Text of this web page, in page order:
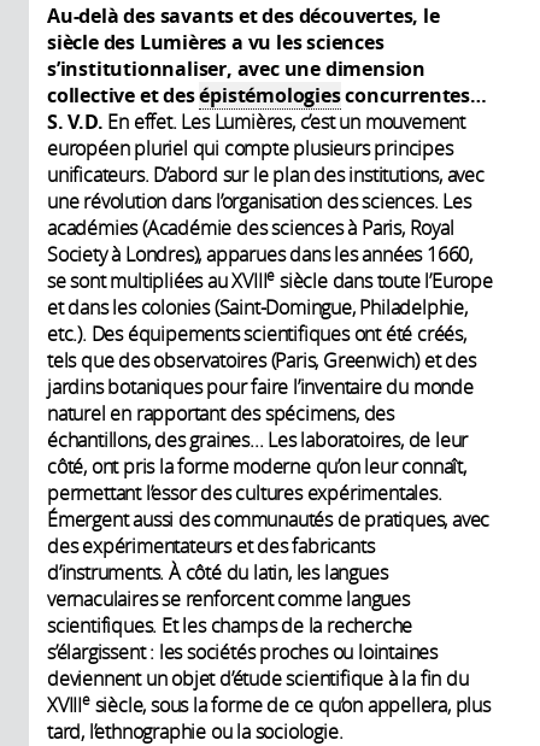
Au-delà des savants et des découvertes, le
siècle des Lumières a vu les sciences
s’institutionnaliser, avec une dimension
collective et desépistémologiesconcurrentes…
S. V.D. En effet. Les Lumières, c’est un mouvement
européen pluriel qui compte plusieurs principes
unificateurs. D’abord sur le plan des institutions, avec
une révolution dans l’organisation des sciences. Les
académies (Académie des sciences à Paris, Royal
Society à Londres), apparues dans les années 1660,
se sont multipliées au XVIIIe siècle dans toute l’Europe
et dans les colonies (Saint-Domingue, Philadelphie,
etc.). Des équipements scientifiques ont été créés,
tels que des observatoires (Paris, Greenwich) et des
jardins botaniques pour faire l’inventaire du monde
naturel en rapportant des spécimens, des
échantillons, des graines... Les laboratoires, de leur
côté, ont pris la forme moderne qu’on leur connaît,
permettant l’essor des cultures expérimentales.
Émergent aussi des communautés de pratiques, avec
des expérimentateurs et des fabricants
d’instruments. À côté du latin, les langues
vernaculaires se renforcent comme langues
scientifiques. Et les champs de la recherche
s’élargissent : les sociétés proches ou lointaines
deviennent un objet d’étude scientifique à la fin du
XVIIIesiècle, sous la forme de ce qu’on appellera, plus
tard, l’ethnographie ou la sociologie.